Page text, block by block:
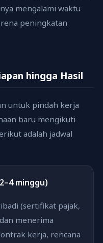
mengalami waktu
peningkatan
hingga Hasil
untuk pindah kerja
baru mengikuti
adalah jadwal
minggu)
(sertifikat pajak,
menerima
kerja, rencana